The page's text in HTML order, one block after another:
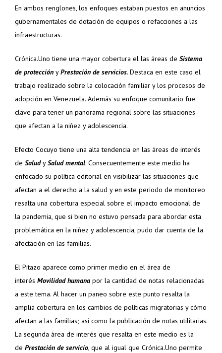
En ambos renglones, los enfoques estaban puestos en anuncios
gubernamentales de dotación de equipos o refacciones a las
infraestructuras.
Crónica.Uno tiene una mayor cobertura el las áreas de Sistema
de protección yPrestación de servicios. Destaca en este caso el
trabajo realizado sobre la colocación familiar y los procesos de
adopción en Venezuela. Además su enfoque comunitario fue
clave para tener un panorama regional sobre las situaciones
que afectan a la niñez y adolescencia.
Efecto Cocuyo tiene una alta tendencia en las áreas de interés
de SaludySalud mental. Consecuentemente este medio ha
enfocado su política editorial en visibilizar las situaciones que
afectan a el derecho a la salud y en este periodo de monitoreo
resalta una cobertura especial sobre el impacto emocional de
la pandemia, que si bien no estuvo pensada para abordar esta
problemática en la niñez y adolescencia, pudo dar cuenta de la
afectación en las familias.
El Pitazo aparece como primer medio en el área de
interés Movilidad humana por la cantidad de notas relacionadas
a este tema. Al hacer un paneo sobre este punto resalta la
amplia cobertura en los cambios de políticas migratorias y cómo
afectan a las familias; así como la publicación de notas utilitarias.
La segunda área de interés que resalta en este medio es la
de Prestación de servicio, que al igual que Crónica.Uno permite